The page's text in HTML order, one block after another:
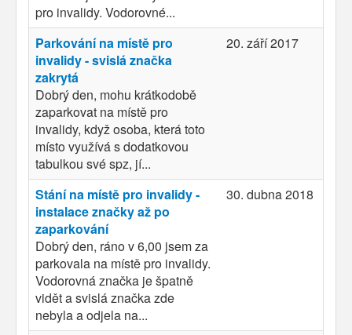
pro invalidy. Vodorovné...
Parkování na místě pro
invalidy - svislá značka
zakrytá
Dobrý den, mohu krátkodobě
zaparkovat na místě pro
invalidy, když osoba, která toto
místo využívá s dodatkovou
tabulkou své spz, jí...
20. září 2017
Stání na místě pro invalidy -
instalace značky až po
zaparkování
Dobrý den, ráno v 6,00 jsem za
parkovala na místě pro invalidy.
Vodorovná značka je špatně
vidět a svislá značka zde
nebyla a odjela na...
30. dubna 2018